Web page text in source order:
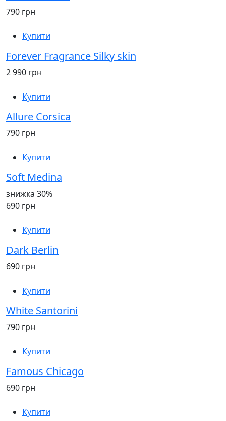
790 грн
Купити
Forever Fragrance Silky skin
2 990 грн
Купити
Allure Corsica
790 грн
Купити
Soft Medina
знижка 30%
690 грн
Купити
Dark Berlin
690 грн
Купити
White Santorini
790 грн
Купити
Famous Chicago
690 грн
Купити